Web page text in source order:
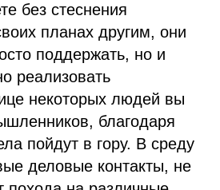
без стеснения
планах другим, они
поддержать, но и
реализовать
некоторых людей вы
благодаря
пойдут в гору. В среду
деловые контакты, не